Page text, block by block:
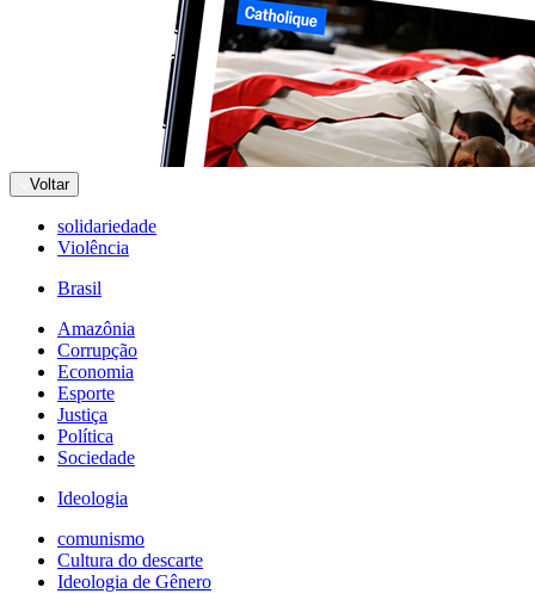
Voltar
solidariedade
Violência
Brasil
Amazônia
Corrupção
Economia
Esporte
Justiça
Política
Sociedade
Ideologia
comunismo
Cultura do descarte
Ideologia de Gênero